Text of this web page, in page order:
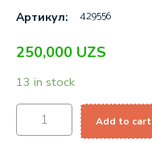
Артикул: 429556
250,000 UZS
13 in stock
Add to cart